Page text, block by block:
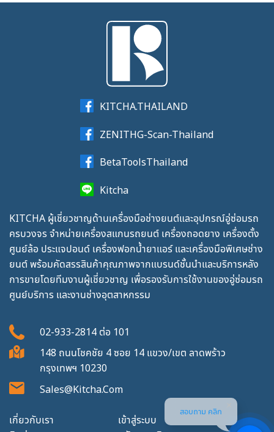
KITCHA.THAILAND
ZENITHG-Scan-Thailand
BetaToolsThailand
Kitcha
KITCHA ผู้เชี่ยวชาญด้านเครื่องมือช่างยนต์และอุปกรณ์อู่ซ่อมรถ
ครบวงจร จำหน่ายเครื่องสแกนรถยนต์ เครื่องถอดยาง เครื่องตั้ง
ศูนย์ล้อ ประแจปอนด์ เครื่องฟอกน้ำยาแอร์ และเครื่องมือพิเศษช่าง
ยนต์ พร้อมคัดสรรสินค้าคุณภาพจากแบรนด์ชั้นนำและบริการหลัง
การขายโดยทีมงานผู้เชี่ยวชาญ เพื่อรองรับการใช้งานของอู่ซ่อมรถ
ศูนย์บริการ และงานช่างอุตสาหกรรม
02-933-2814 ต่อ 101
148 ถนนโชคชัย 4 ซอย 14 แขวง/เขต ลาดพร้าว
กรุงเทพฯ 10230
Sales@kitcha.com
เกี่ยวกับเรา
เข้าสู่ระบบ
สอบถาม คลิก